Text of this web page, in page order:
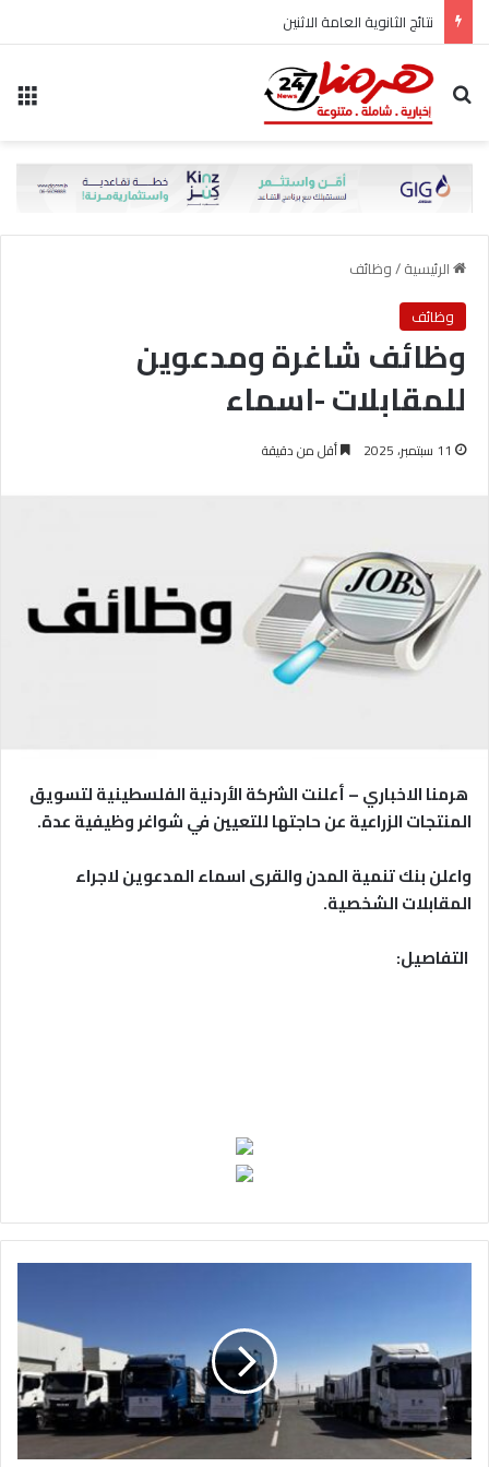
نتائج الثانوية العامة الاثنين
بحث عن
الرئيسية/وظائف
وظائف
وظائف شاغرة ومدعوين
للمقابلات -اسماء
11 سبتمبر، 2025 أقل من دقيقة
هرمنا الاخباري – أعلنت الشركة الأردنية الفلسطينية لتسويق
المنتجات الزراعية عن حاجتها للتعيين في شواغر وظيفية عدة.
واعلن بنك تنمية المدن والقرى اسماء المدعوين لاجراء
المقابلات الشخصية.
التفاصيل:
ر
د
ي
ر
س